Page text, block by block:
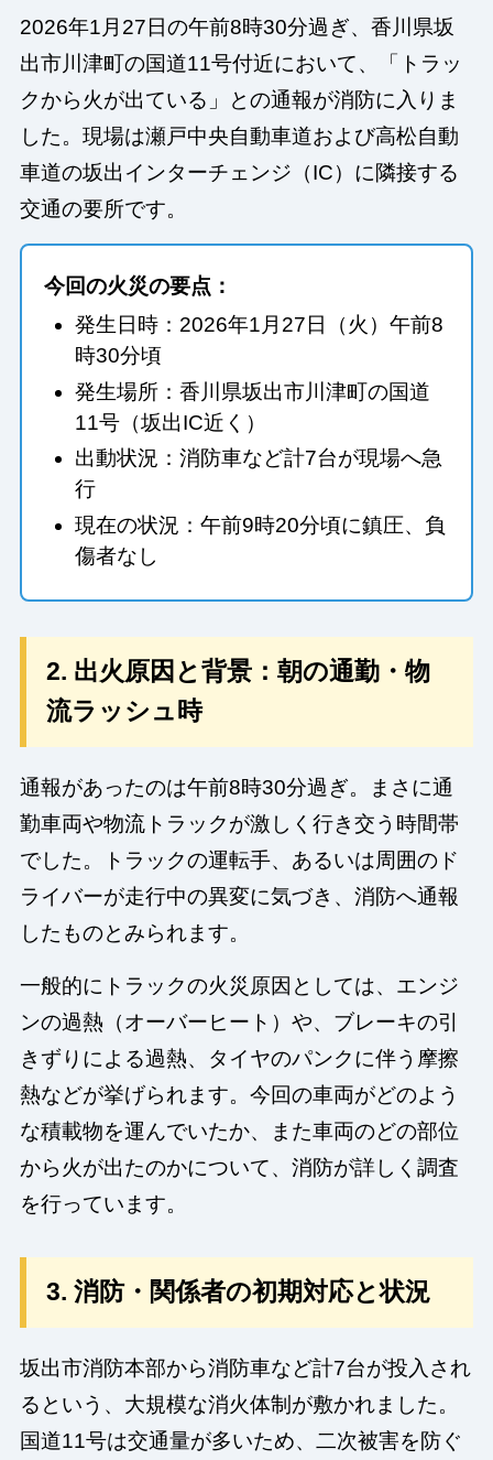
2026年1月27日の午前8時30分過ぎ、香川県坂
出市川津町の国道11号付近において、「トラッ
クから火が出ている」との通報が消防に入りま
した。現場は瀬戸中央自動車道および高松自動
車道の坂出インターチェンジ（IC）に隣接する
交通の要所です。
今回の火災の要点：
発生日時：2026年1月27日（火）午前8
時30分頃
発生場所：香川県坂出市川津町の国道
11号（坂出IC近く）
出動状況：消防車など計7台が現場へ急
行
現在の状況：午前9時20分頃に鎮圧、負
傷者なし
2. 出火原因と背景：朝の通勤・物
流ラッシュ時
通報があったのは午前8時30分過ぎ。まさに通
勤車両や物流トラックが激しく行き交う時間帯
でした。トラックの運転手、あるいは周囲のド
ライバーが走行中の異変に気づき、消防へ通報
したものとみられます。
一般的にトラックの火災原因としては、エンジ
ンの過熱（オーバーヒート）や、ブレーキの引
きずりによる過熱、タイヤのパンクに伴う摩擦
熱などが挙げられます。今回の車両がどのよう
な積載物を運んでいたか、また車両のどの部位
から火が出たのかについて、消防が詳しく調査
を行っています。
3. 消防・関係者の初期対応と状況
坂出市消防本部から消防車など計7台が投入され
るという、大規模な消火体制が敷かれました。
国道11号は交通量が多いため、二次被害を防ぐ